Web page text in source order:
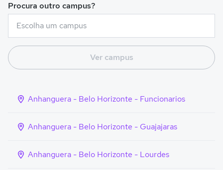
Procura outro campus?
Ver campus
Anhanguera - Belo Horizonte - Funcionarios
Anhanguera - Belo Horizonte - Guajajaras
Anhanguera - Belo Horizonte - Lourdes